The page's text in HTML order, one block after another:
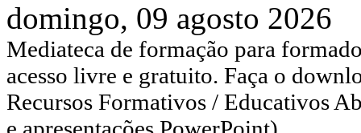
domingo, 09 agosto 2026
Mediateca de formação para
acesso livre e gratuito. Faça o
Recursos Formativos / Educativos